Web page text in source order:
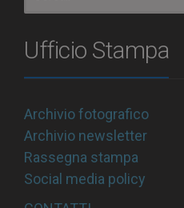
Ufficio Stampa
Archivio fotografico
Archivio newsletter
Rassegna stampa
Social media policy